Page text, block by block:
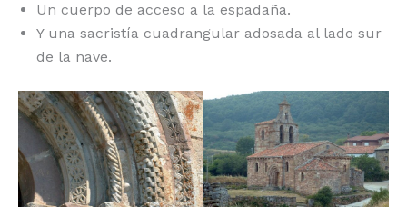
Un cuerpo de acceso a la espadaña.
Y una sacristía cuadrangular adosada al lado sur
de la nave.